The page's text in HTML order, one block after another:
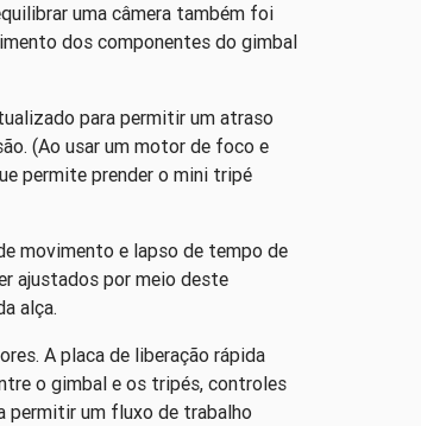
uma câmera também foi
dos componentes do gimbal
para permitir um atraso
(Ao usar um motor de foco e
permite prender o mini tripé
movimento e lapso de tempo de
ajustados por meio deste
alça.
A placa de liberação rápida
o gimbal e os tripés, controles
permitir um fluxo de trabalho